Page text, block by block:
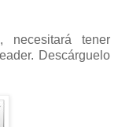
necesitará tener
Descárguelo